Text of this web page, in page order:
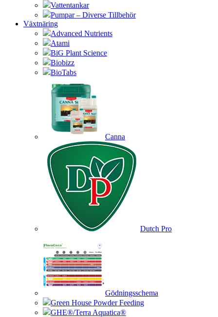
Vattentankar
Pumpar – Diverse Tillbehör
Växtnäring
Advanced Nutrients
Atami
BiG Plant Science
Biobizz
BioTabs
Canna
Dutch Pro
Gödningsschema
Green House Powder Feeding
GHE®/Terra Aquatica®